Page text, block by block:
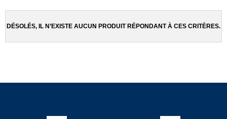
changed
page
refresh
the
DÉSOLÉS, IL N’EXISTE AUCUN PRODUIT RÉPONDANT À CES CRITÈRES.